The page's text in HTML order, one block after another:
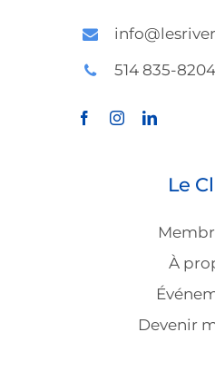
514 835-8204
Le
À
Devenir